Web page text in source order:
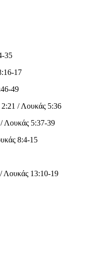
35
17
49
/ Λουκάς 5:36
Λουκάς 5:37-39
8:4-15
Λουκάς 13:10-19